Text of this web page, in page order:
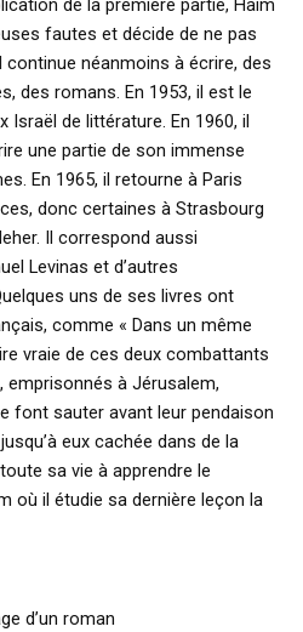
de la première partie, Haim
fautes et décide de ne pas
continue néanmoins à écrire, des
des romans. En 1953, il est le
Israël de littérature. En 1960, il
une partie de son immense
En 1965, il retourne à Paris
donc certaines à Strasbourg
Il correspond aussi
Levinas et d’autres
uns de ses livres ont
comme « Dans un même
vraie de ces deux combattants
emprisonnés à Jérusalem,
font sauter avant leur pendaison
eux cachée dans de la
sa vie à apprendre le
où il étudie sa dernière leçon la
d’un roman